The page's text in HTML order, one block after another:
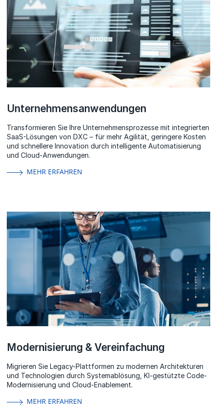
Unternehmensanwendungen
Transformieren Sie Ihre Unternehmensprozesse mit integrierten
SaaS-Lösungen von DXC – für mehr Agilität, geringere Kosten
und schnellere Innovation durch intelligente Automatisierung
und Cloud-Anwendungen.
MEHR ERFAHREN
Modernisierung & Vereinfachung
Migrieren Sie Legacy-Plattformen zu modernen Architekturen
und Technologien durch Systemablösung, KI-gestützte Code-
Modernisierung und Cloud-Enablement.
MEHR ERFAHREN